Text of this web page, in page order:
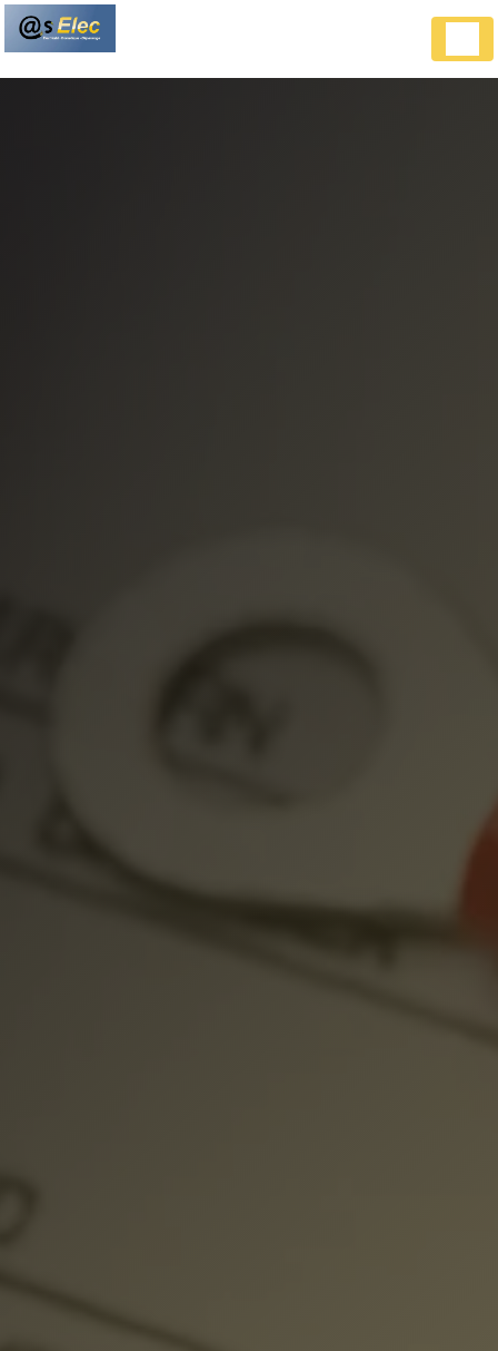
Panneau de gestion des cookies